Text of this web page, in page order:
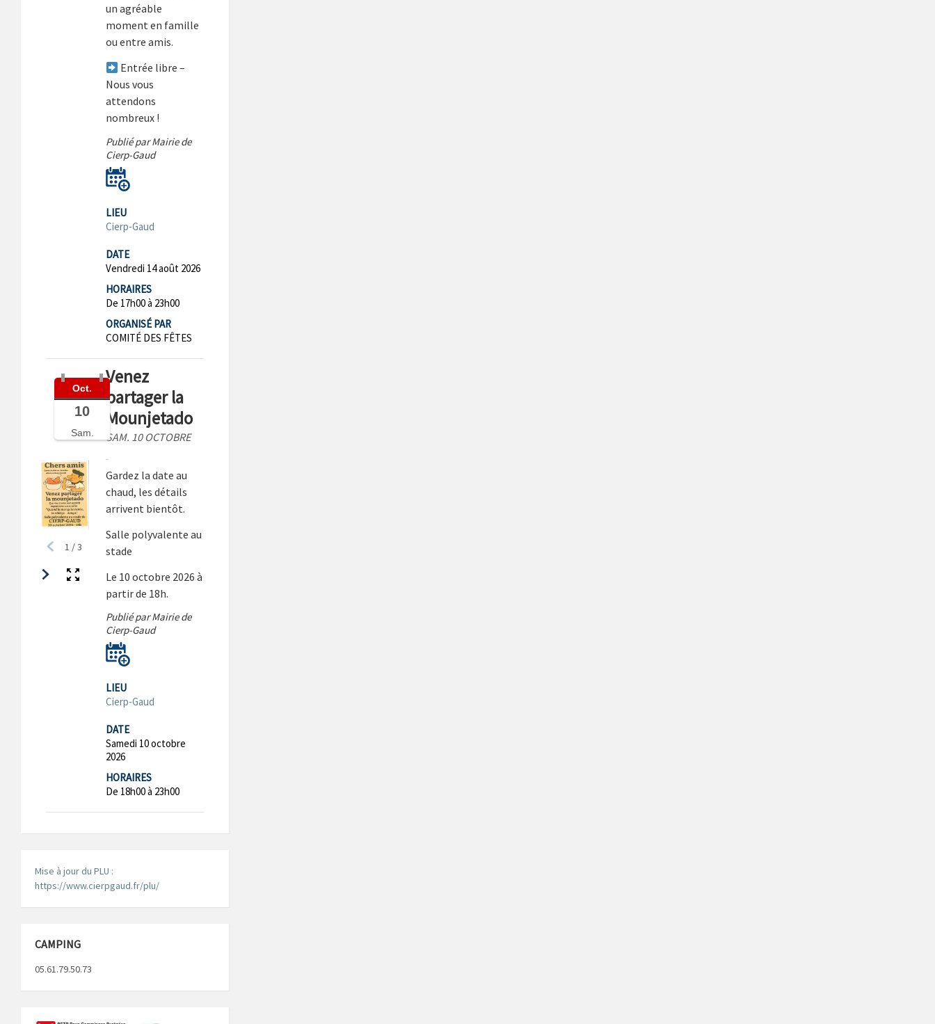
un agréable
moment en famille
ou entre amis.
Entrée libre –
Nous vous
attendons
nombreux !
Publié par Mairie de
Cierp-Gaud
LIEU
Cierp-Gaud
DATE
Vendredi 14 août 2026
HORAIRES
De 17h00 à 23h00
ORGANISÉ PAR
COMITÉ DES FÊTES
Oct.
10
Sam.
1 /3
Venez
partager la
Mounjetado
SAM. 10 OCTOBRE
Gardez la date au
chaud, les détails
arrivent bientôt.
Salle polyvalente au
stade
Le 10 octobre 2026 à
partir de 18h.
Publié par Mairie de
Cierp-Gaud
LIEU
Cierp-Gaud
DATE
Samedi 10 octobre
2026
HORAIRES
De 18h00 à 23h00
Mise à jour du PLU :
https://www.cierpgaud.fr/plu/
CAMPING
05.61.79.50.73